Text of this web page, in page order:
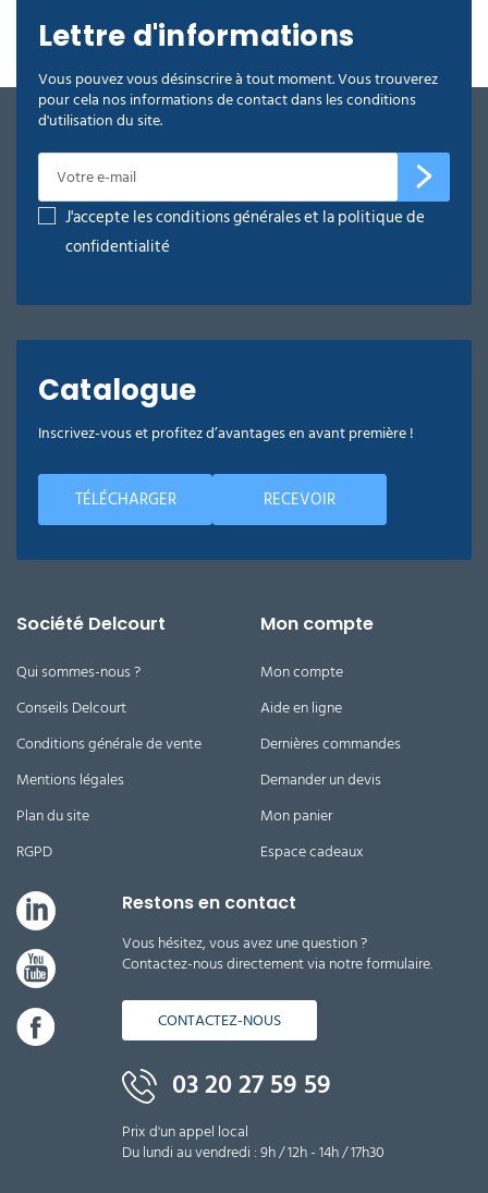
Lettre d'informations
Vous pouvez vous désinscrire à tout moment. Vous trouverez
pour cela nos informations de contact dans les conditions
d'utilisation du site.
J'accepte les conditions générales et la politique de
confidentialité
Catalogue
Inscrivez-vous et profitez d’avantages en avant première !
TÉLÉCHARGER RECEVOIR
Société Delcourt
Qui sommes-nous ?
Conseils Delcourt
Conditions générale de vente
Mentions légales
Plan du site
RGPD
Mon compte
Mon compte
Aide en ligne
Dernières commandes
Demander un devis
Mon panier
Espace cadeaux
Restons en contact
Vous hésitez, vous avez une question ?
Contactez-nous directement via notre formulaire.
CONTACTEZ-NOUS
03 20 27 59 59
Prix d'un appel local
Du lundi au vendredi : 9h / 12h - 14h / 17h30